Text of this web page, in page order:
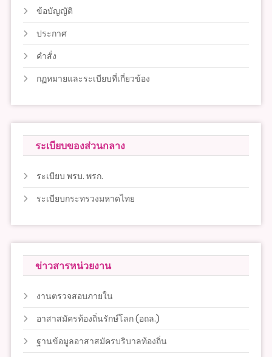
ข้อบัญญัติ
ประกาศ
คำสั่ง
กฏหมายและระเบียบที่เกี่ยวข้อง
ระเบียบของส่วนกลาง
ระเบียบ พรบ. พรก.
ระเบียบกระทรวงมหาดไทย
ข่าวสารหน่วยงาน
งานตรวจสอบภายใน
อาสาสมัครท้องถิ่นรักษ์โลก (อถล.)
ฐานข้อมูลอาสาสมัครบริบาลท้องถิ่น